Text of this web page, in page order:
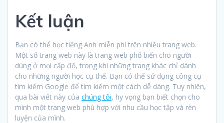
Kết luận
Bạn có thể học tiếng Anh miễn phí trên nhiều trang web.
Một số trang web này là trang web phổ biến cho người
dùng ở mọi cấp độ, trong khi những trang khác chỉ dành
cho những người học cụ thể. Bạn có thể sử dụng công cụ
tìm kiếm Google để tìm kiếm một cách dễ dàng. Tuy nhiên,
qua bài viết này của chúng tôi, hy vọng bạn biết chọn cho
mình một trang web phù hợp với nhu cầu học tập và rèn
luyện của mình.